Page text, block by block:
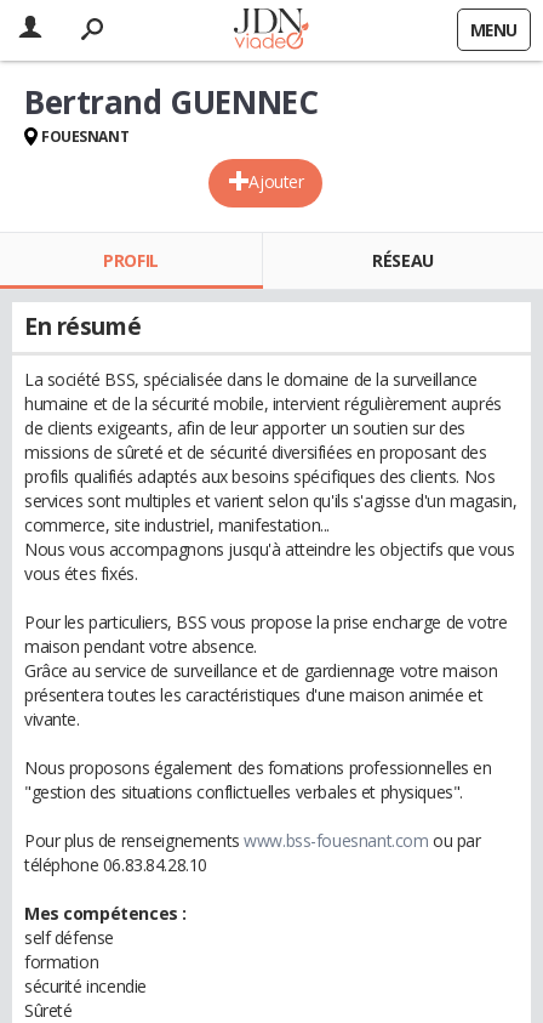
MENU
Ajouter
Bertrand GUENNEC
FOUESNANT
PROFIL RÉSEAU
En résumé
La société BSS, spécialisée dans le domaine de la surveillance
humaine et de la sécurité mobile, intervient régulièrement auprés
de clients exigeants, afin de leur apporter un soutien sur des
missions de sûreté et de sécurité diversifiées en proposant des
profils qualifiés adaptés aux besoins spécifiques des clients. Nos
services sont multiples et varient selon qu'ils s'agisse d'un magasin,
commerce, site industriel, manifestation...
Nous vous accompagnons jusqu'à atteindre les objectifs que vous
vous étes fixés.
Pour les particuliers, BSS vous propose la prise encharge de votre
maison pendant votre absence.
Grâce au service de surveillance et de gardiennage votre maison
présentera toutes les caractéristiques d'une maison animée et
vivante.
Nous proposons également des fomations professionnelles en
"gestion des situations conflictuelles verbales et physiques".
Pour plus de renseignementswww.bss-fouesnant.com ou par
téléphone 06.83.84.28.10
Mes compétences :
self défense
formation
sécurité incendie
Sûreté